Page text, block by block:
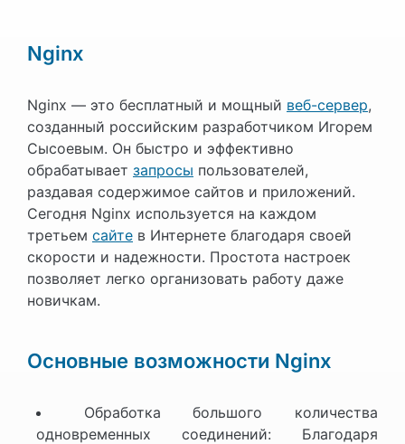
Nginx
Nginx — это бесплатный и мощный веб-сервер,
созданный российским разработчиком Игорем
Сысоевым. Он быстро и эффективно
обрабатывает запросы пользователей,
раздавая содержимое сайтов и приложений.
Сегодня Nginx используется на каждом
третьем сайте в Интернете благодаря своей
скорости и надежности. Простота настроек
позволяет легко организовать работу даже
новичкам.
Основные возможности Nginx
Обработка большого количества
одновременных соединений: Благодаря